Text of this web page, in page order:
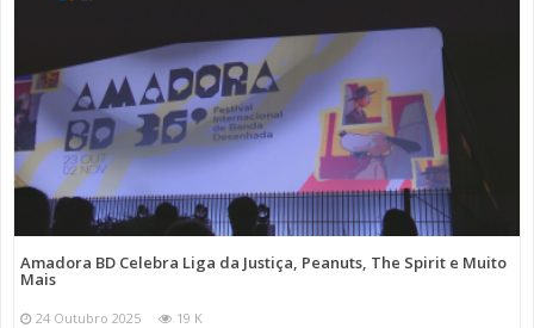
Amadora BD Celebra Liga da Justiça, Peanuts, The Spirit e Muito
Mais
24 Outubro 2025 19 K